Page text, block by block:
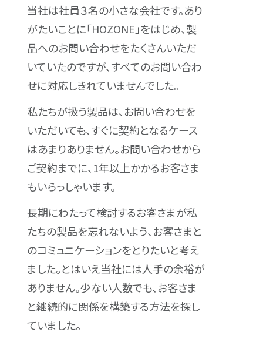
当社は社員３名の小さな会社です。あり
がたいことに「HOZONE」をはじめ、製
品へのお問い合わせをたくさんいただ
いていたのですが、すべてのお問い合わ
せに対応しきれていませんでした。
私たちが扱う製品は、お問い合わせを
いただいても、すぐに契約となるケース
はあまりありません。お問い合わせから
ご契約までに、1年以上かかるお客さま
もいらっしゃいます。
長期にわたって検討するお客さまが私
たちの製品を忘れないよう、お客さまと
のコミュニケーションをとりたいと考え
ました。とはいえ当社には人手の余裕が
ありません。少ない人数でも、お客さま
と継続的に関係を構築する方法を探し
ていました。